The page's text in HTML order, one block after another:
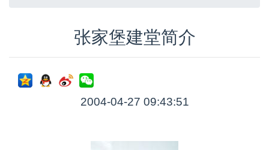
张家堡建堂简介
2004-04-27 09:43:51